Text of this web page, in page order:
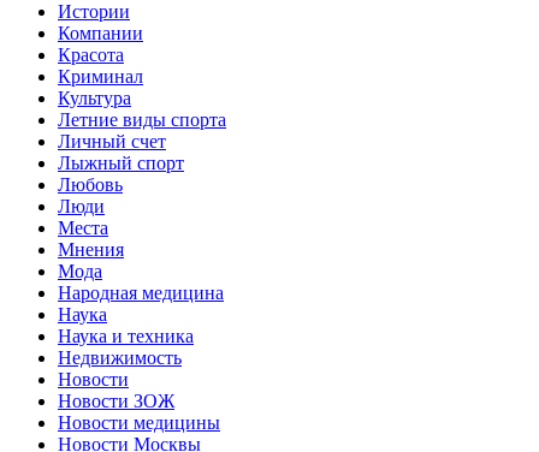
Истории
Компании
Красота
Криминал
Культура
Летние виды спорта
Личный счет
Лыжный спорт
Любовь
Люди
Места
Мнения
Мода
Народная медицина
Наука
Наука и техника
Недвижимость
Новости
Новости ЗОЖ
Новости медицины
Новости Москвы